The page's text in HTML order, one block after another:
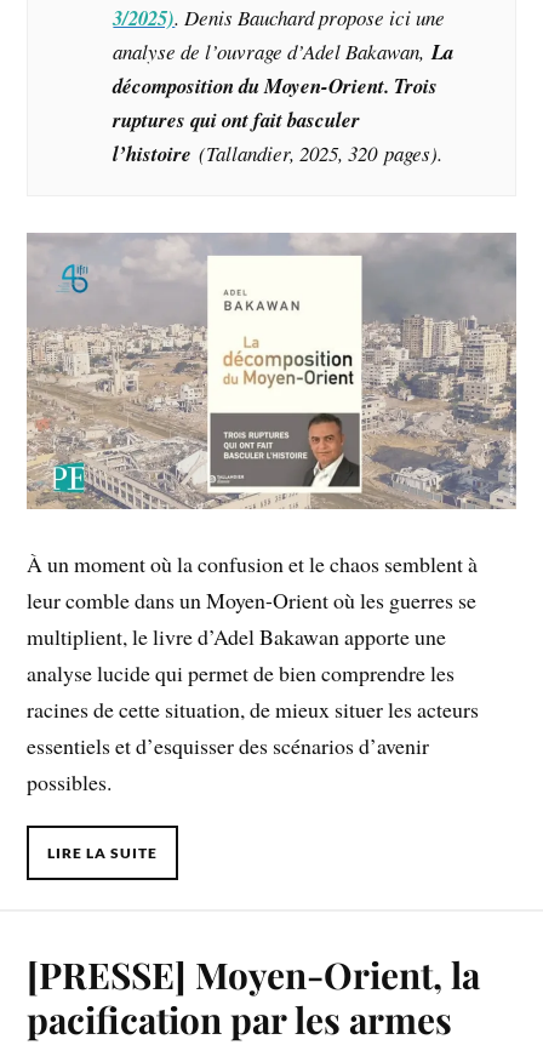
3/2025). Denis Bauchard propose ici une
analyse de l’ouvrage d’Adel Bakawan, La
décomposition du Moyen-Orient. Trois
ruptures qui ont fait basculer
l’histoire (Tallandier, 2025, 320 pages).
À un moment où la confusion et le chaos semblent à
leur comble dans un Moyen-Orient où les guerres se
multiplient, le livre d’Adel Bakawan apporte une
analyse lucide qui permet de bien comprendre les
racines de cette situation, de mieux situer les acteurs
essentiels et d’esquisser des scénarios d’avenir
possibles.
LIRE LA SUITE
[PRESSE] Moyen-Orient, la
pacification par les armes